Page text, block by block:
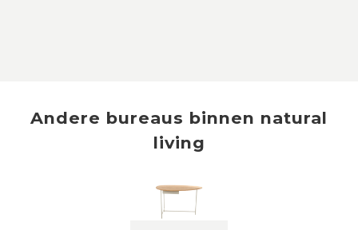
Andere bureaus binnen natural
living